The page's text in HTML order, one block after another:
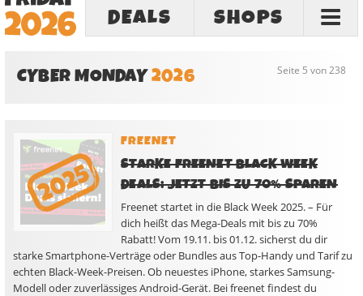
DEALS SHOPS
Seite 5 von 238
CYBER MONDAY2026
FREENET
STARKE FREENET BLACK WEEK
DEALS: JETZT BIS ZU 70% SPAREN
Freenet startet in die Black Week 2025. – Für
dich heißt das Mega-Deals mit bis zu 70%
Rabatt! Vom 19.11. bis 01.12. sicherst du dir
starke Smartphone-Verträge oder Bundles aus Top-Handy und Tarif zu
echten Black-Week-Preisen. Ob neuestes iPhone, starkes Samsung-
Modell oder zuverlässiges Android-Gerät. Bei freenet findest du